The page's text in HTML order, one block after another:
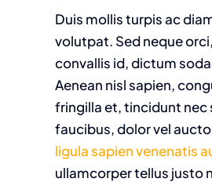
Duis mollis turpis ac
volutpat. Sed neque
convallis id, dictum
Aenean nisl sapien,
fringilla et, tincidunt nec
faucibus, dolor vel
ligula sapien venenatis
ullamcorper tellus justo